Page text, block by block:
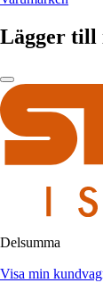
Lägger till
Delsumma
Visa min